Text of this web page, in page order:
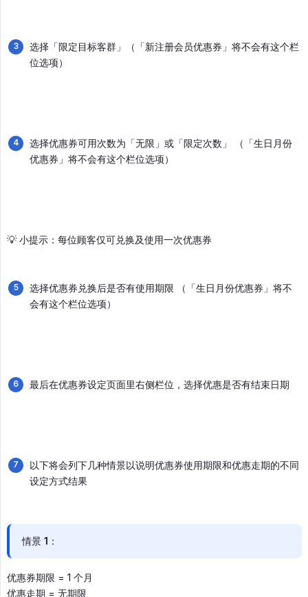
选择「限定目标客群」（「新注册会员优惠券」将不会有这个栏
位选项）
选择优惠券可用次数为「无限」或「限定次数」 （「生日月份
优惠券」将不会有这个栏位选项）
💡 小提示：每位顾客仅可兑换及使用一次优惠券
选择优惠券兑换后是否有使用期限 （「生日月份优惠券」将不
会有这个栏位选项）
最后在优惠券设定页面里右侧栏位，选择优惠是否有结束日期
以下将会列下几种情景以说明优惠券使用期限和优惠走期的不同
设定方式结果
情景 1：
优惠券期限 = 1 个月
优惠走期 = 无期限